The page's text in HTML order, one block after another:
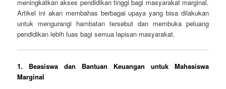
meningkatkan akses pendidikan tinggi bagi masyarakat marginal.
Artikel ini akan membahas berbagai upaya yang bisa dilakukan
untuk mengurangi hambatan tersebut dan membuka peluang
pendidikan lebih luas bagi semua lapisan masyarakat.
1. Beasiswa dan Bantuan Keuangan untuk Mahasiswa
Marginal